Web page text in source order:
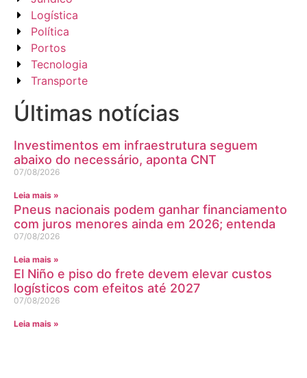
Logística
Política
Portos
Tecnologia
Transporte
Últimas notícias
Investimentos em infraestrutura seguem
abaixo do necessário, aponta CNT
07/08/2026
Leia mais »
Pneus nacionais podem ganhar financiamento
com juros menores ainda em 2026; entenda
07/08/2026
Leia mais »
El Niño e piso do frete devem elevar custos
logísticos com efeitos até 2027
07/08/2026
Leia mais »